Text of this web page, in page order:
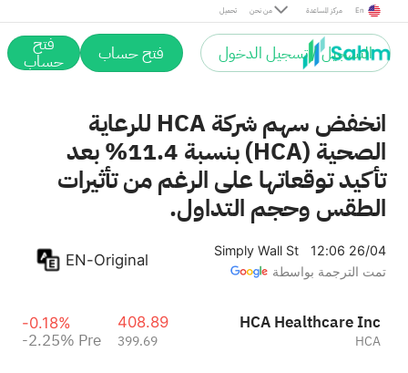
تحميل من نحن مركز المساعدة En
التسجيل / تسجيل الدخول فتح حساب فتح
حساب
انخفض سهم شركة HCA للرعاية
الصحية (HCA) بنسبة 11.4% بعد
تأكيد توقعاتها على الرغم من تأثيرات
الطقس وحجم التداول.
Simply Wall St
12:06 26/04
تمت الترجمة بواسطة
EN-Original
HCA Healthcare Inc
HCA
408.89
399.69
-0.18%
-2.25% Pre